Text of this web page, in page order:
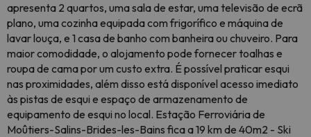
apresenta 2 quartos, uma sala de estar, uma televisão de ecrã
plano, uma cozinha equipada com frigorífico e máquina de
lavar louça, e 1 casa de banho com banheira ou chuveiro. Para
maior comodidade, o alojamento pode fornecer toalhas e
roupa de cama por um custo extra. É possível praticar esqui
nas proximidades, além disso está disponível acesso imediato
às pistas de esqui e espaço de armazenamento de
equipamento de esqui no local. Estação Ferroviária de
Moûtiers-Salins-Brides-les-Bains fica a 19 km de 40m2 - Ski